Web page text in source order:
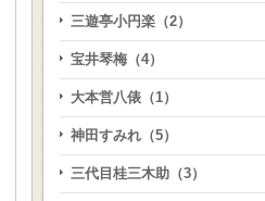
三遊亭小円楽（2）
宝井琴梅（4）
大本営八俵（1）
神田すみれ（5）
三代目桂三木助（3）